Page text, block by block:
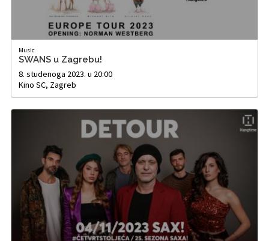
Music
SWANS u Zagrebu!
8. studenoga 2023. u 20:00
Kino SC, Zagreb